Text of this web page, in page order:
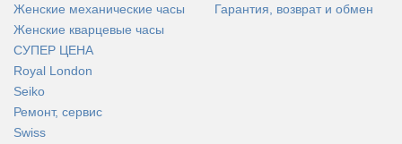
Женские механические часы
Женские кварцевые часы
СУПЕР ЦЕНА
Royal London
Seiko
Ремонт, сервис
Swiss
Гарантия, возврат и обмен